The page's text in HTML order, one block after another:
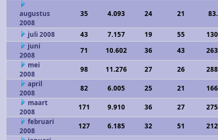
augustus
2008
35 4.093 24 21
juli 2008 43 7.157 19 55
juni
2008
71 10.602 36 43
mei
2008
98 11.276 27 26
april
2008
82 6.005 25 21
maart
2008
171 9.910 36 27
februari
2008
127 6.185 32 51